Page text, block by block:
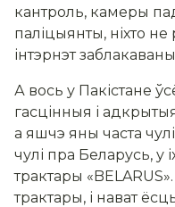
кантроль, камеры
паліцыянты, ніхто
інтэрнэт
А вось у Пакістане
гасцінныя і
а яшчэ яны часта
чулі пра Беларусь, у
трактары
трактары, і нават